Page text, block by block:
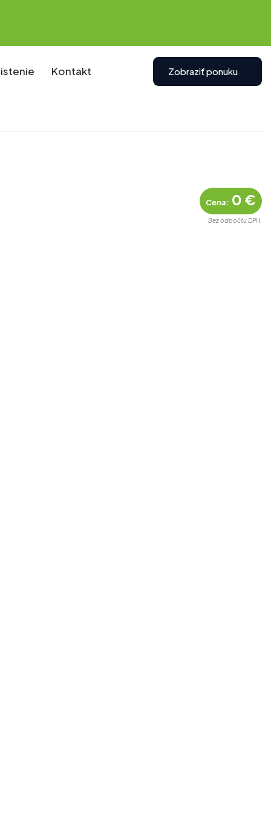
Kontakt Zobraziť ponuku
Cena: 0 €
Bez odpočtu DPH.